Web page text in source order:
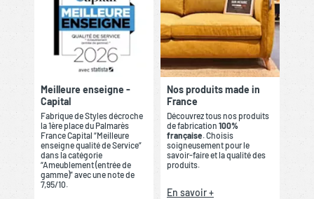
Meilleure enseigne -
Capital
Fabrique de Styles décroche
la 1ère place du Palmarès
France Capital “Meilleure
enseigne qualité de Service”
dans la catégorie
“Ameublement (entrée de
gamme)” avec une note de
7,95/10.
Nos produits made in
France
Découvrez tous nos produits
de fabrication 100%
française. Choisis
soigneusement pour le
savoir-faire et la qualité des
produits.
En savoir +